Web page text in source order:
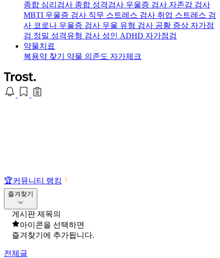
종합 심리검사 종합 성격검사 우울증 검사 자존감 검사
MBTI 우울증 검사 직무 스트레스 검사 취업 스트레스 검
사 코로나 우울증 검사 우울 유형 검사 공황 증상 자가점
검 정밀 성격유형 검사 성인 ADHD 자가점검
약물치료
복용약 찾기 약물 의존도 자가체크
🏆커뮤니티 랭킹
즐겨찾기
게시판 제목의
아이콘을 선택하면
즐겨찾기에 추가됩니다.
전체글